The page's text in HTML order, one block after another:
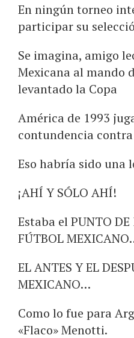
En ningún torneo
participar su
Se imagina, amigo
Mexicana al mando
levantado la Copa
América de 1993
contundencia
Eso habría sido una
¡AHÍ Y SÓLO AHÍ!
Estaba el PUNTO
FÚTBOL
EL ANTES Y EL
MEXICANO…
Como lo fue para
«Flaco» Menotti.